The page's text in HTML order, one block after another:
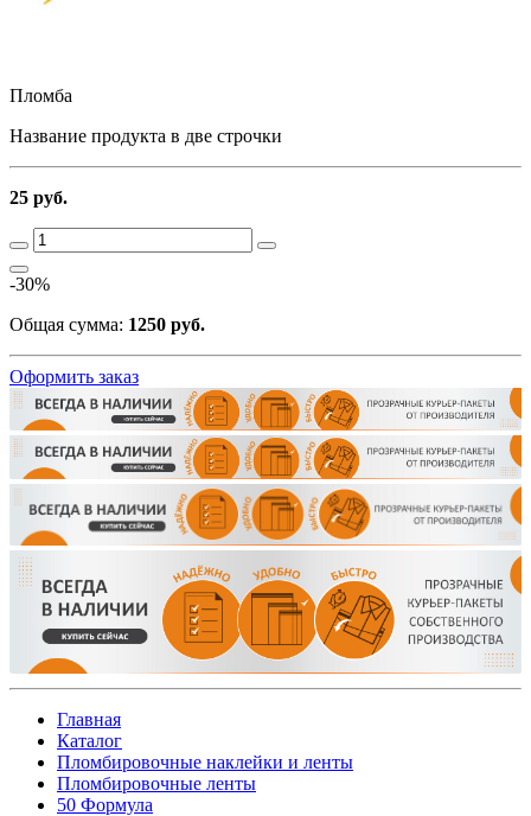
Пломба
Название продукта в две строчки
25 руб.
-30%
Общая сумма: 1250 руб.
Оформить заказ
Главная
Каталог
Пломбировочные наклейки и ленты
Пломбировочные ленты
50 Формула